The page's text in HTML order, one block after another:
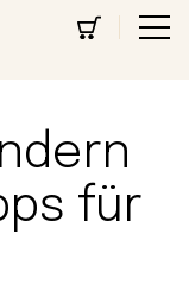
für